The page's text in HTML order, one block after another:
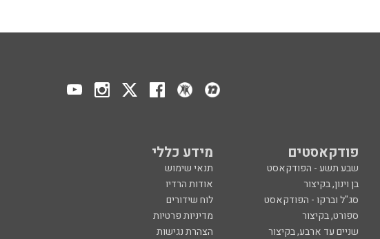
פודקאסטים מידע כללי
שבע תשע - הפודקאסט
תנאי שימוש
בן וינון, בקיצור
אודות הרדיו
סג"ל וברקו - הפודקאסט
לוח שידורים
ספורט, בקיצור
מדיניות פרטיות
שניים עד ארבע, בקיצור הצהרת נגישות